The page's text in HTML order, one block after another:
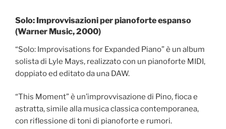
Solo: Improvvisazioni per pianoforte espanso
(Warner Music, 2000)
“Solo: Improvisations for Expanded Piano” è un album
solista di Lyle Mays, realizzato con un pianoforte MIDI,
doppiato ed editato da una DAW.
“This Moment” è un’improvvisazione di Pino, fioca e
astratta, simile alla musica classica contemporanea,
con riflessione di toni di pianoforte e rumori.